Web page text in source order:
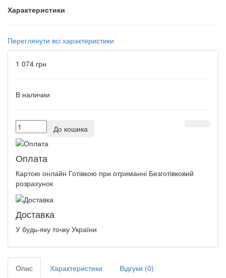
Характеристики
Переглянути всі характеристики
1 074 грн
В наличии
До кошика
Оплата
Картою онлайн Готівкою при отриманні Безготівковий
розрахунок
Доставка
У будь-яку точку України
Опис Характеристики
Відгуки (0)